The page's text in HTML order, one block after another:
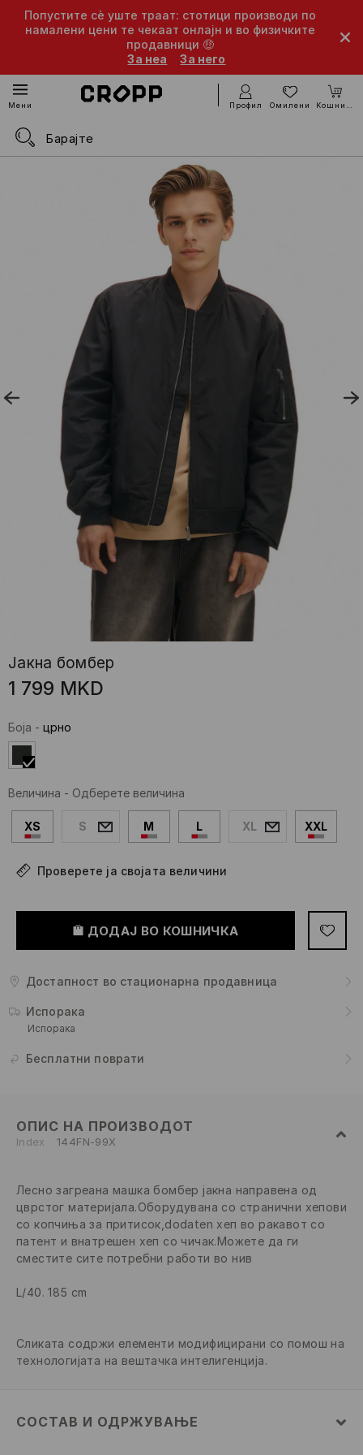
Попустите сè уште траат: стотици производи по
намалени цени те чекаат онлајн и во физичките
продавници 🤑
За неа
За него
Мени Профил Омилени Кошничка
Јакна бомбер
1 799 MKD
Боја - црно
Величина - Одберете величина
XS S M L XL XXL
Проверете ја својата величини
ДОДАЈ ВО КОШНИЧКА
Достапност во стационарна продавница
Испорака
Испорака
Бесплатни поврати
ОПИС НА ПРОИЗВОДОТ
Index 144FN-99X
Лесно загреана машка бомбер јакна направена од
цврстог материјала.Оборудувана со странични xепови
со копчиња за притисок,dodaten xеп во ракавот со
патент и внатрешен xеп со чичак.Можете да ги
сместите сите потребни работи во нив
L/40. 185 cm
Сликата содржи елементи модифицирани со помош на
технологијата на вештачка интелигенција.
СОСТАВ И ОДРЖУВАЊЕ